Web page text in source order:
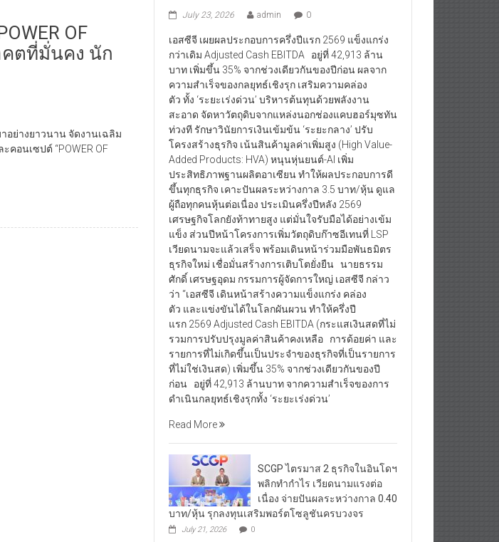
OF
คตที่มั่นคง นัก
อย่างยาวนาน จัดงานเฉลิม
คอนเซปต์ “POWER OF
July 23, 2026 admin 0
เอสซีจี เผยผลประกอบการครึ่งปีแรก 2569 แข็งแกร่ง
กว่าเดิม Adjusted Cash EBITDA อยู่ที่ 42,913 ล้าน
บาท เพิ่มขึ้น 35% จากช่วงเดียวกันของปีก่อน ผลจาก
ความสำเร็จของกลยุทธ์เชิงรุก เสริมความคล่อง
ตัว ทั้ง ‘ระยะเร่งด่วน’ บริหารต้นทุนด้วยพลังงาน
สะอาด จัดหาวัตถุดิบจากแหล่งนอกช่องแคบฮอร์มุซทัน
ท่วงที รักษาวินัยการเงินเข้มข้น ‘ระยะกลาง’ ปรับ
โครงสร้างธุรกิจ เน้นสินค้ามูลค่าเพิ่มสูง (High Value-
Added Products: HVA) หนุนหุ่นยนต์-AI เพิ่ม
ประสิทธิภาพฐานผลิตอาเซียน ทำให้ผลประกอบการดี
ขึ้นทุกธุรกิจ เคาะปันผลระหว่างกาล 3.5 บาท/หุ้น ดูแล
ผู้ถือทุกคนหุ้นต่อเนื่อง ประเมินครึ่งปีหลัง 2569
เศรษฐกิจโลกยังท้าทายสูง แต่มั่นใจรับมือได้อย่างเข้ม
แข็ง ส่วนปีหน้าโครงการเพิ่มวัตถุดิบก๊าซอีเทนที่ LSP
เวียดนามจะแล้วเสร็จ พร้อมเดินหน้าร่วมมือพันธมิตร
ธุรกิจใหม่ เชื่อมั่นสร้างการเติบโตยั่งยืน นายธรรม
ศักดิ์ เศรษฐอุดม กรรมการผู้จัดการใหญ่ เอสซีจี กล่าว
ว่า “เอสซีจี เดินหน้าสร้างความแข็งแกร่ง คล่อง
ตัว และแข่งขันได้ในโลกผันผวน ทำให้ครึ่งปี
แรก 2569 Adjusted Cash EBITDA (กระแสเงินสดที่ไม่
รวมการปรับปรุงมูลค่าสินค้าคงเหลือ การด้อยค่า และ
รายการที่ไม่เกิดขึ้นเป็นประจำของธุรกิจที่เป็นรายการ
ที่ไม่ใช่เงินสด) เพิ่มขึ้น 35% จากช่วงเดียวกันของปี
ก่อน อยู่ที่ 42,913 ล้านบาท จากความสำเร็จของการ
ดำเนินกลยุทธ์เชิงรุกทั้ง ‘ระยะเร่งด่วน’
Read More
SCGP ไตรมาส 2 ธุรกิจในอินโดฯ
พลิกทำกำไร เวียดนามแรงต่อ
เนื่อง จ่ายปันผลระหว่างกาล 0.40
บาท/หุ้น รุกลงทุนเสริมพอร์ตโซลูชันครบวงจร
July 21, 2026 0